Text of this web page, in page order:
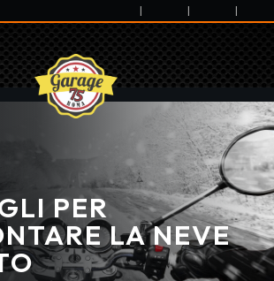
| | |
PER
LA NEVE